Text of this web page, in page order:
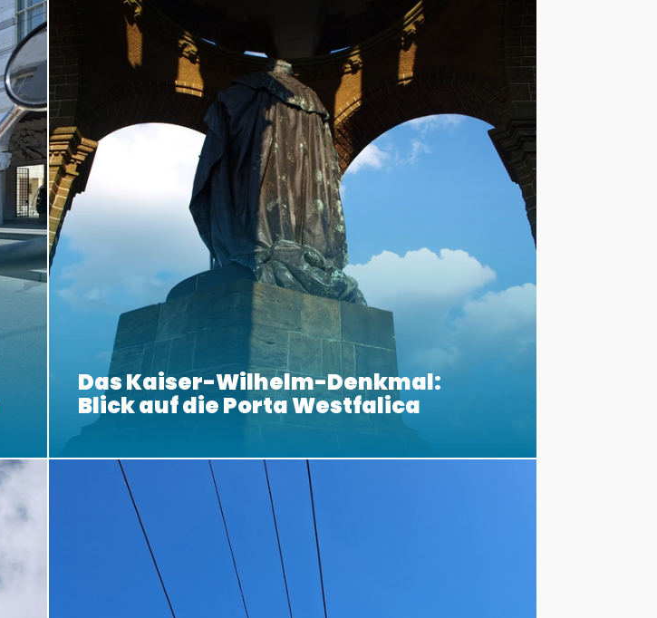
Das Kaiser-Wilhelm-Denkmal:
Blick auf die Porta Westfalica